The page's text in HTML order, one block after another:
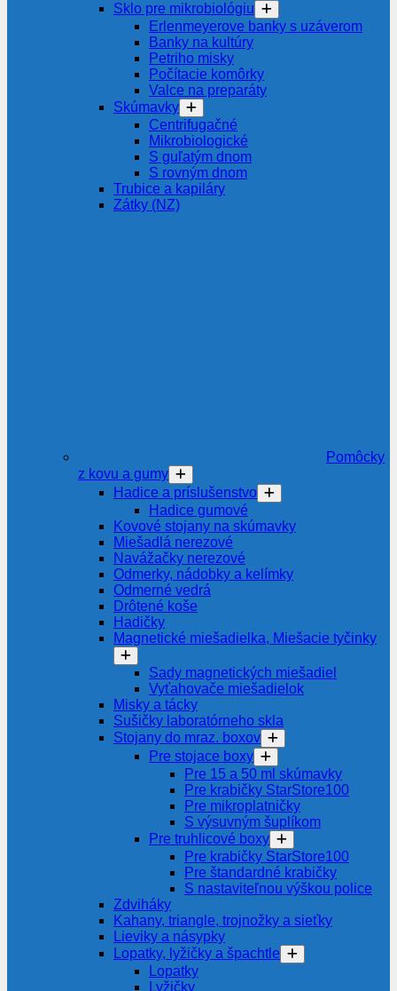
Sklo pre mikrobiológiu
Erlenmeyerove banky s uzáverom
Banky na kultúry
Petriho misky
Počítacie komôrky
Valce na preparáty
Skúmavky
Centrifugačné
Mikrobiologické
S guľatým dnom
S rovným dnom
Trubice a kapiláry
Zátky (NZ)
Pomôcky
z kovu a gumy
Hadice a príslušenstvo
Hadice gumové
Kovové stojany na skúmavky
Miešadlá nerezové
Navážačky nerezové
Odmerky, nádobky a kelímky
Odmerné vedrá
Drôtené koše
Hadičky
Magnetické miešadielka, Miešacie tyčinky
Sady magnetických miešadiel
Vyťahovače miešadielok
Misky a tácky
Sušičky laboratórneho skla
Stojany do mraz. boxov
Pre stojace boxy
Pre 15 a 50 ml skúmavky
Pre krabičky StarStore100
Pre mikroplatničky
S výsuvným šuplíkom
Pre truhlicové boxy
Pre krabičky StarStore100
Pre štandardné krabičky
S nastaviteľnou výškou police
Zdviháky
Kahany, triangle, trojnožky a sieťky
Lieviky a násypky
Lopatky, lyžičky a špachtle
Lopatky
Lyžičky